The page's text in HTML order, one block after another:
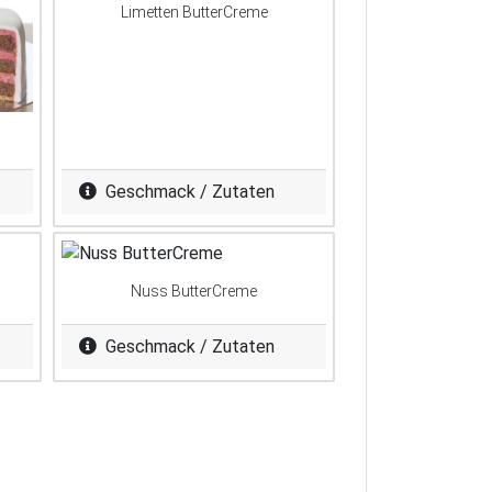
Limetten ButterCreme
Geschmack / Zutaten
Nuss ButterCreme
Geschmack / Zutaten